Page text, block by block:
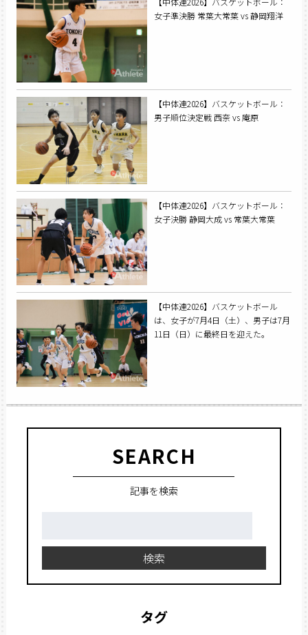
女子準決勝 常葉大常葉 vs 静岡翔洋
【中体連2026】バスケットボール：
男子順位決定戦 西奈 vs 庵原
【中体連2026】バスケットボール：
女子決勝 静岡大成 vs 常葉大常葉
【中体連2026】バスケットボール
は、女子が7月4日（土）、男子は7月
11日（日）に最終日を迎えた。
SEARCH
記事を検索
検索
タグ